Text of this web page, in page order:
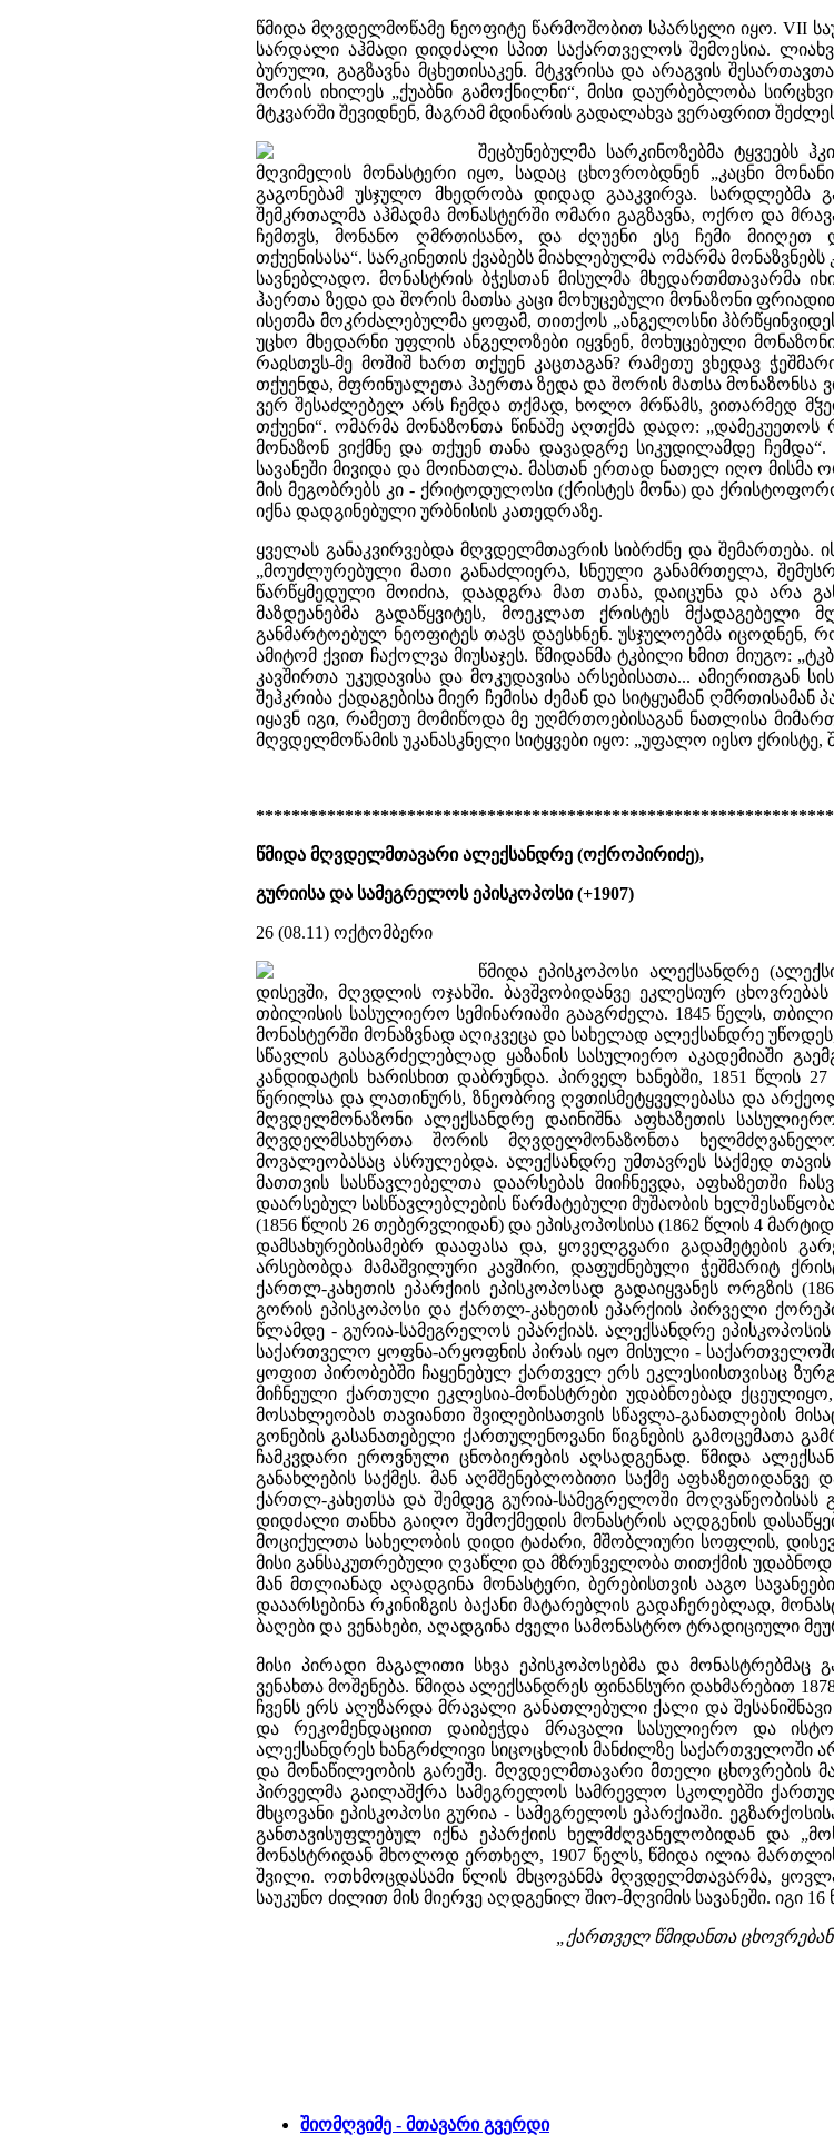
წმიდა მღვდელმოწამე ნეოფიტე წარმოშობით სპარსელი იყო. VII
სარდალი აჰმადი დიდძალი სპით საქართველოს შემოესია.
ბურული, გაგზავნა მცხეთისაკენ. მტკვრისა და არაგვის
შორის იხილეს „ქუაბნი გამოქნილნი“, მისი დაურბებლობა
მტკვარში შევიდნენ, მაგრამ მდინარის გადალახვა ვერაფრით
შეცბუნებულმა სარკინოზებმა ტყვეებს
მღვიმელის მონასტერი იყო, სადაც ცხოვრობდნენ „კაცნი
გაგონებამ უსჯულო მხედრობა დიდად გააკვირვა. სარდლებმა
შემკრთალმა აჰმადმა მონასტერში ომარი გაგზავნა, ოქრო და
ჩემთჳს, მონანო ღმრთისანო, და ძღუენი ესე ჩემი მიიღეთ
თქუენისასა“. სარკინეთის ქვაბებს მიახლებულმა ომარმა
სავნებლადო. მონასტრის ბჭესთან მისულმა მხედართმთავარმა
ჰაერთა ზედა და შორის მათსა კაცი მოხუცებული მონაზონი
ისეთმა მოკრძალებულმა ყოფამ, თითქოს „ანგელოსნი
უცხო მხედარნი უფლის ანგელოზები იყვნენ, მოხუცებული
რაჲსთჳს-მე მოშიშ ხართ თქუენ კაცთაგან? რამეთუ ვხედავ
თქუენდა, მფრინუალეთა ჰაერთა ზედა და შორის მათსა მონაზონსა
ვერ შესაძლებელ არს ჩემდა თქმად, ხოლო მრწამს, ვითარმედ
თქუენი“. ომარმა მონაზონთა წინაშე აღთქმა დადო:
მონაზონ ვიქმნე და თქუენ თანა დავადგრე სიკუდილამდე
სავანეში მივიდა და მოინათლა. მასთან ერთად ნათელ იღო მისმა
მის მეგობრებს კი - ქრიტოდულოსი (ქრისტეს მონა) და
იქნა დადგინებული ურბნისის კათედრაზე.
ყველას განაკვირვებდა მღვდელმთავრის სიბრძნე და შემართება.
„მოუძლურებული მათი განაძლიერა, სნეული განამრთელა,
წარწყმედული მოიძია, დაადგრა მათ თანა, დაიცუნა და არა
მაზდეანებმა გადაწყვიტეს, მოეკლათ ქრისტეს
განმარტოებულ ნეოფიტეს თავს დაესხნენ. უსჯულოებმა იცოდნენ,
ამიტომ ქვით ჩაქოლვა მიუსაჯეს. წმიდანმა ტკბილი ხმით მიუგო:
კავშირთა უკუდავისა და მოკუდავისა არსებისათა... ამიერითგან
შეჰკრიბა ქადაგებისა მიერ ჩემისა ძემან და სიტყუამან
იყავნ იგი, რამეთუ მომიწოდა მე უღმრთოებისაგან ნათლისა
მღვდელმოწამის უკანასკნელი სიტყვები იყო: „უფალო იესო ქრისტე,
წმიდა მღვდელმთავარი ალექსანდრე (ოქროპირიძე),
გურიისა და სამეგრელოს ეპისკოპოსი (+1907)
26 (08.11) ოქტომბერი
წმიდა ეპისკოპოსი ალექსანდრე
დისევში, მღვდლის ოჯახში. ბავშვობიდანვე ეკლესიურ
თბილისის სასულიერო სემინარიაში გააგრძელა. 1845 წელს,
მონასტერში მონაზვნად აღიკვეცა და სახელად ალექსანდრე
სწავლის გასაგრძელებლად ყაზანის სასულიერო აკადემიაში
კანდიდატის ხარისხით დაბრუნდა. პირველ ხანებში, 1851 წლის
წერილსა და ლათინურს, ზნეობრივ ღვთისმეტყველებასა და
მღვდელმონაზონი ალექსანდრე დაინიშნა აფხაზეთის
მღვდელმსახურთა შორის მღვდელმონაზონთა
მოვალეობასაც ასრულებდა. ალექსანდრე უმთავრეს საქმედ
მათთვის სასწავლებელთა დაარსებას მიიჩნევდა, აფხაზეთში
დაარსებულ სასწავლებლების წარმატებული მუშაობის
(1856 წლის 26 თებერვლიდან) და ეპისკოპოსისა (1862 წლის 4
დამსახურებისამებრ დააფასა და, ყოველგვარი გადამეტების
არსებობდა მამაშვილური კავშირი, დაფუძნებული ჭეშმარიტ
ქართლ-კახეთის ეპარქიის ეპისკოპოსად გადაიყვანეს ორგზის
გორის ეპისკოპოსი და ქართლ-კახეთის ეპარქიის პირველი
წლამდე - გურია-სამეგრელოს ეპარქიას. ალექსანდრე
საქართველო ყოფნა-არყოფნის პირას იყო მისული -
ყოფით პირობებში ჩაყენებულ ქართველ ერს ეკლესიისთვისაც
მიჩნეული ქართული ეკლესია-მონასტრები უდაბნოებად
მოსახლეობას თავიანთი შვილებისათვის სწავლა-განათლების
გონების გასანათებელი ქართულენოვანი წიგნების გამოცემათა
ჩამკვდარი ეროვნული ცნობიერების აღსადგენად. წმიდა
განახლების საქმეს. მან აღმშენებლობითი საქმე
ქართლ-კახეთსა და შემდეგ გურია-სამეგრელოში მოღვაწეობისას
დიდძალი თანხა გაიღო შემოქმედის მონასტრის აღდგენის
მოციქულთა სახელობის დიდი ტაძარი, მშობლიური სოფლის,
მისი განსაკუთრებული ღვაწლი და მზრუნველობა თითქმის
მან მთლიანად აღადგინა მონასტერი, ბერებისთვის ააგო
დააარსებინა რკინიზგის ბაქანი მატარებლის გადაჩერებლად,
ბაღები და ვენახები, აღადგინა ძველი სამონასტრო ტრადიციული
მისი პირადი მაგალითი სხვა ეპისკოპოსებმა და მონასტრებმაც
ვენახთა მოშენება. წმიდა ალექსანდრეს ფინანსური დახმარებით
ჩვენს ერს აღუზარდა მრავალი განათლებული ქალი და
და რეკომენდაციით დაიბეჭდა მრავალი სასულიერო და
ალექსანდრეს ხანგრძლივი სიცოცხლის მანძილზე საქართველოში
და მონაწილეობის გარეშე. მღვდელმთავარი მთელი ცხოვრების
პირველმა გაილაშქრა სამეგრელოს სამრევლო სკოლებში
მხცოვანი ეპისკოპოსი გურია - სამეგრელოს ეპარქიაში.
განთავისუფლებულ იქნა ეპარქიის ხელმძღვანელობიდან და
მონასტრიდან მხოლოდ ერთხელ, 1907 წელს, წმიდა ილია
შვილი. ოთხმოცდასამი წლის მხცოვანმა მღვდელმთავარმა,
საუკუნო ძილით მის მიერვე აღდგენილ შიო-მღვიმის სავანეში. იგი
„ქართველ წმიდანთა
შიომღვიმე - მთავარი გვერდი